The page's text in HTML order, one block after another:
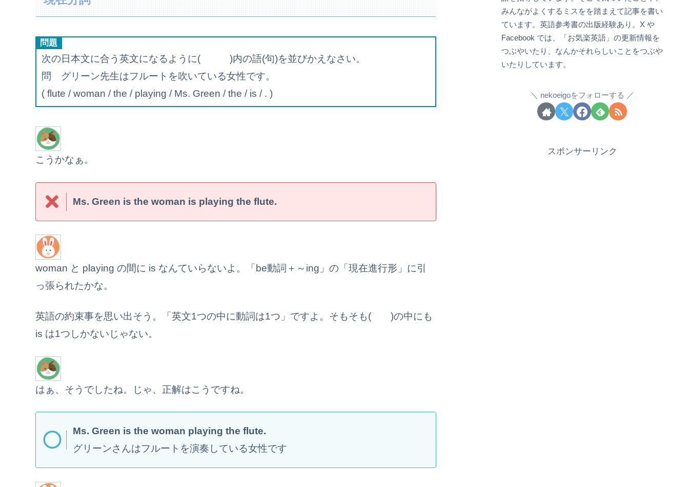
問題
次の日本文に合う英文になるように( )内の語(句)を並びかえなさい。
問 グリーン先生はフルートを吹いている女性です。
( flute / woman / the / playing / Ms. Green / the / is / . )
こうかなぁ。
Ms. Green is the woman is playing the flute.
woman と playing の間に is なんていらないよ。「be動詞＋～ing」の「現在進行形」に引
っ張られたかな。
英語の約束事を思い出そう。「英文1つの中に動詞は1つ」ですよ。そもそも( )の中にも
is は1つしかないじゃない。
はぁ、そうでしたね。じゃ、正解はこうですね。
Ms. Green is the woman playing the flute.
グリーンさんはフルートを演奏している女性です
みんながよくするミスをを踏まえて記事を書い
ています。英語参考書の出版経験あり。X や
Facebook では、「お気楽英語」の更新情報を
つぶやいたり、なんかそれらしいことをつぶや
いたりしています。
nekoeigoをフォローする
スポンサーリンク